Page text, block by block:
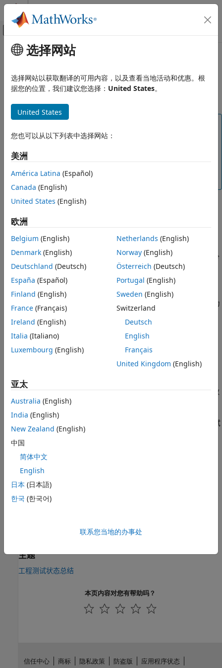
跳到内容
画布外导航菜单切换
文档主页
Simulink Check
模型和代码测试度量
工程模型测试状态总结
度量 ID
描述
支持的工件
收集
合规阈值
另请参阅
主要内容
本页采用了机器翻译。点击此处可查看英文原文。
工程模型测试状态总结
自 R2025a 起
注意
从 R2026a 开始，工程模型测试
试状态总结
所示。您可以继续使用
问模型测试度量。
度量 ID
project.mt.ComponentTestStatusDistribution
描述
该度量返回工程中组件的失败、通过、禁用和未测试组件测试的分
布情况。
支持的工件
该度量收集工程中
的度量结果。要控制仪表板将什么归类为
单位，请参阅将模型按层级结构分类为组件或单元
计算详细信息
度量：
度量结果。
仅包含工程中用于测试模型或子系统（针对工程中收集度量数
据的组件）的测试。
不计入在软件在环 (SIL) 或处理器在环 (PIL) 模式下运行的测试
状态。该度量显示这些测试未经测试。
收集
收集此度量的数据会加载模型文件和测试结果文件，并且需要
Simulink
合规阈值
主题
工程测试状态总结
本页内容对您有帮助吗？
选择网站
选择网站以获取翻译的可用内容，以及查看当地活动和优惠。根
据您的位置，我们建议您选择： United States。
United States
您也可以从以下列表中选择网站：
美洲
América Latina (Español)
Canada (English)
United States (English)
欧洲
Belgium (English)
Denmark (English)
Deutschland (Deutsch)
España (Español)
Finland (English)
France (Français)
Ireland (English)
Italia (Italiano)
Luxembourg (English)
Netherlands (English)
Norway(English)
Österreich (Deutsch)
Portugal (English)
Sweden (English)
Switzerland
Deutsch
English
Français
United Kingdom (English)
亚太
Australia (English)
India (English)
New Zealand (English)
中国
简体中文
English
日本 (日本語)
한국 (한국어)
联系您当地的办事处
信任中心 商标 隐私政策 防盗版 应用程序状态